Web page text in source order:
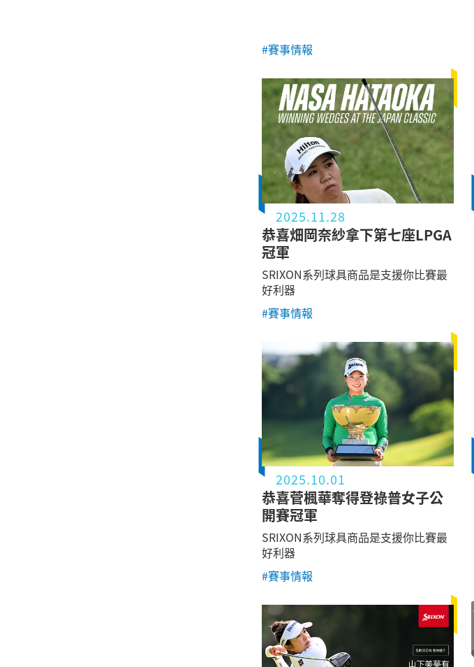
#賽事情報
2025.11.28
恭喜畑岡奈紗拿下第七座LPGA
冠軍
SRIXON系列球具商品是支援你比賽最
好利器
#賽事情報
2025.10.01
恭喜菅楓華奪得登祿普女子公
開賽冠軍
SRIXON系列球具商品是支援你比賽最
好利器
#賽事情報